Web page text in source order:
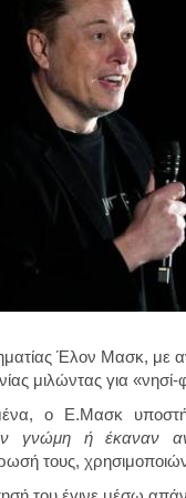
Έλον Μασκ, με
μιλώντας για
ο Ε.Μασκ
γνώμη ή έκαναν
τους,